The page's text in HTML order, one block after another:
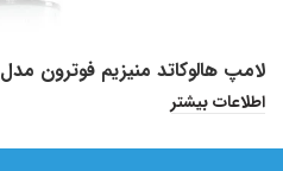
لامپ هالوکاتد منیزیم فوترون مدل P831
اطلاعات بیشتر